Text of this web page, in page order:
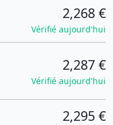
2,268 €
Vérifié aujourd'hui
2,287 €
Vérifié aujourd'hui
2,295 €